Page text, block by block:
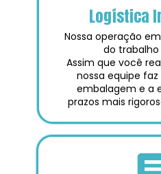
Logística
Nossa operação
do trabalho
Assim que você
nossa equipe
embalagem e a
prazos mais